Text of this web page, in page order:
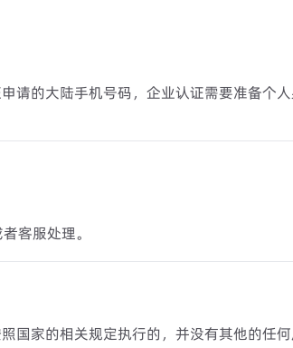
请的大陆手机号码，企业认证需要准备个
客服处理。
国家的相关规定执行的，并没有其他的任